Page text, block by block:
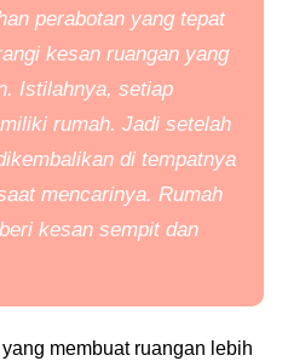
perabotan yang tepat
kesan ruangan yang
Istilahnya, setiap
rumah. Jadi setelah
di tempatnya
mencarinya. Rumah
kesan sempit dan
membuat ruangan lebih